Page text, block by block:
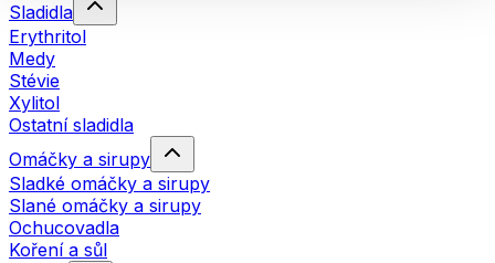
Sladidla
Erythritol
Medy
Stévie
Xylitol
Ostatní sladidla
Omáčky a sirupy
Sladké omáčky a sirupy
Slané omáčky a sirupy
Ochucovadla
Koření a sůl